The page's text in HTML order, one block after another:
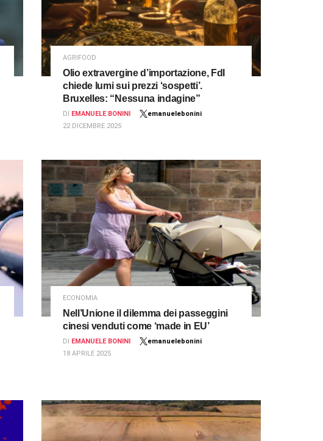
AGRIFOOD
Olio extravergine d’importazione, FdI
chiede lumi sui prezzi ‘sospetti’.
Bruxelles: “Nessuna indagine”
DI EMANUELE BONINI
emanuelebonini
22 DICEMBRE 2025
ECONOMIA
Nell’Unione il dilemma dei passeggini
cinesi venduti come ‘made in EU’
DI EMANUELE BONINI
emanuelebonini
18 APRILE 2025